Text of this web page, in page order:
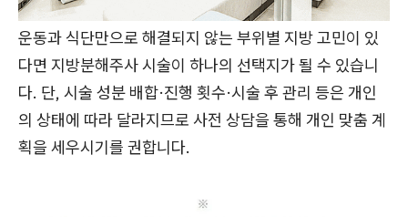
운동과 식단만으로 해결되지 않는 부위별 지방 고민이 있
다면 지방분해주사 시술이 하나의 선택지가 될 수 있습니
다. 단, 시술 성분 배합·진행 횟수·시술 후 관리 등은 개인
의 상태에 따라 달라지므로 사전 상담을 통해 개인 맞춤 계
획을 세우시기를 권합니다.